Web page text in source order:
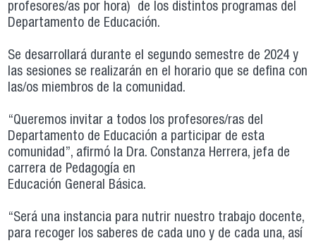
profesores/as por hora) de los distintos programas del
Departamento de Educación.
Se desarrollará durante el segundo semestre de 2024 y
las sesiones se realizarán en el horario que se defina con
las/os miembros de la comunidad.
“Queremos invitar a todos los profesores/ras del
Departamento de Educación a participar de esta
comunidad”, afirmó la Dra. Constanza Herrera, jefa de
carrera de Pedagogía en
Educación General Básica.
“Será una instancia para nutrir nuestro trabajo docente,
para recoger los saberes de cada uno y de cada una, así